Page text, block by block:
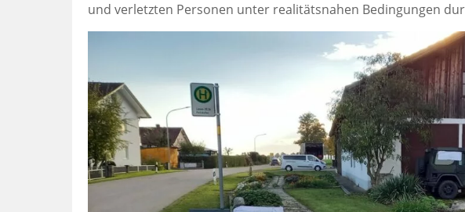
und verletzten Personen unter realitätsnahen Bedingungen